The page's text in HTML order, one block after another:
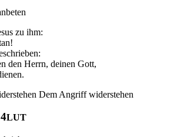
zu ihm:
den Herrn, deinen Gott,
Dem Angriff widerstehen
LUT